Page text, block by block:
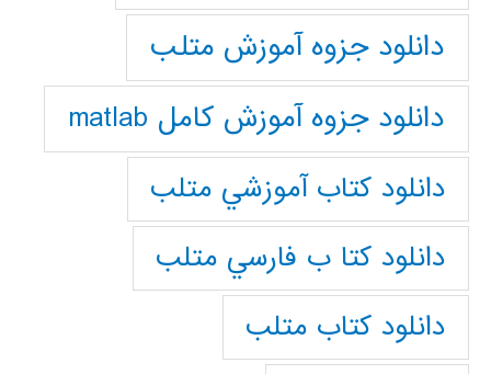
دانلود جزوه آموزش متلب
دانلود جزوه آموزش کامل matlab
دانلود كتاب آموزشي متلب
دانلود كتا ب فارسي متلب
دانلود كتاب متلب